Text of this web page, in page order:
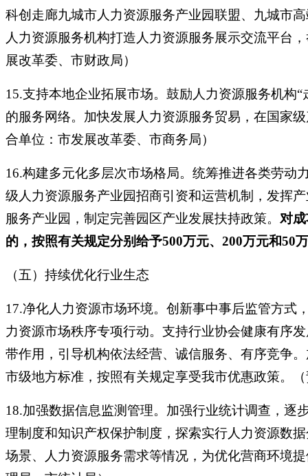
科创走廊九城市人力资源服务产业园联盟、九城市
人力资源服务机构打造人力资源服务展示交流平台
展改革委、市财政局）
15.支持本地企业拓展市场。鼓励人力资源服务机构
的服务网络。加快发展人力资源服务贸易，在国家
合单位：市发展改革委、市商务局）
16.构建多元化多层次市场格局。统筹推进各类劳动
级人力资源服务产业园招商引资和运营机制，发挥
服务产业园，制定完善园区产业发展扶持政策。 对
的，按照有关规定分别给予500万元、200万元和50
（五）持续优化行业生态
17.净化人力资源市场环境。创新事中事后监管方式
力资源市场秩序专项行动。支持行业协会健康有序
带作用，引导机构依法经营、诚信服务、有序竞争
市级地方标准，按照有关规定享受我市优惠政策。
18.加强数据信息监测管理。加强行业统计调查，逐
理制度和知识产权保护制度，探索实行人力资源数
场景、人力资源服务需求等情况，为优化营商环境